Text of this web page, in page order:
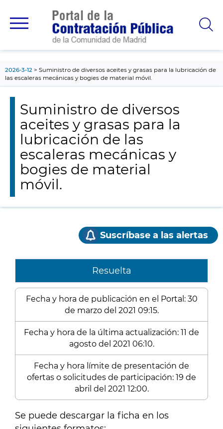
principal
2026-3-12
Suministro de diversos aceites y grasas para la lubricación de
las escaleras mecánicas y bogies de material móvil.
Suministro de diversos
aceites y grasas para la
lubricación de las
escaleras mecánicas y
bogies de material
móvil.
Suscríbase a las alertas
Resuelta
Fecha y hora de publicación en el Portal: 30
de marzo del 2021 09:15.
Fecha y hora de la última actualización: 11 de
agosto del 2021 06:10.
Fecha y hora límite de presentación de
ofertas o solicitudes de participación: 19 de
abril del 2021 12:00.
Se puede descargar la ficha en los